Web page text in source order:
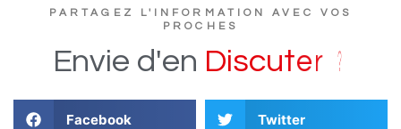
PARTAGEZ L'INFORMATION AVEC VOS
PROCHES
Envie d'en Discuter ?
Facebook Twitter